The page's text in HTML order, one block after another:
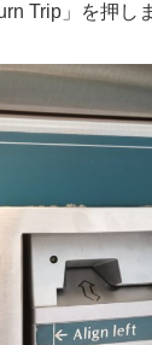
Trip」を押し